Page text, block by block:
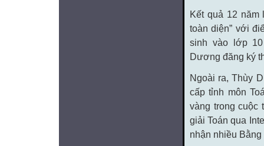
Kết quả 12 năm
toàn diện” với
sinh vào lớp
Dương đăng ký
Ngoài ra, Thùy
cấp tỉnh môn
vàng trong cuộc
giải Toán qua
nhận nhiều